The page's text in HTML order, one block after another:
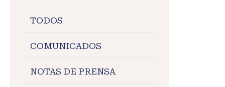
TODOS
COMUNICADOS
NOTAS DE PRENSA